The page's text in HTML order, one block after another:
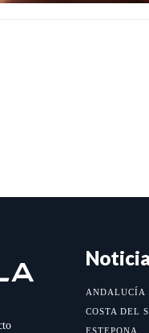
ANDALUCÍA
COSTA DEL
ESTEPONA